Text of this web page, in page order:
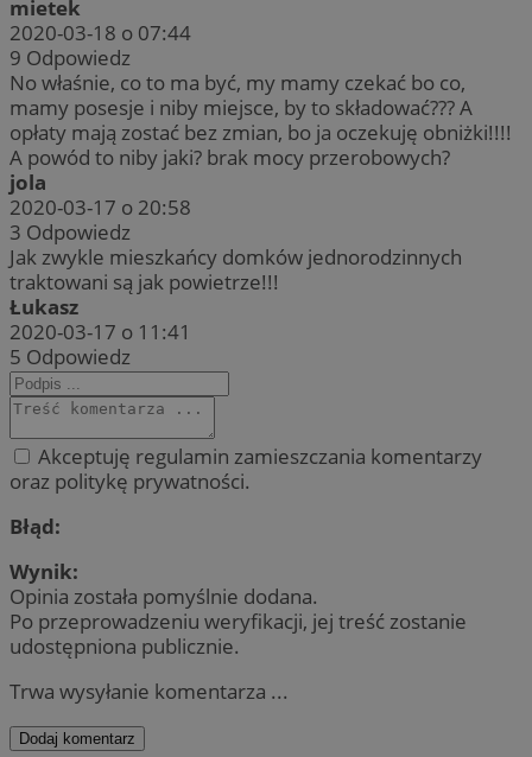
mietek
2020-03-18 o 07:44
9 Odpowiedz
No właśnie, co to ma być, my mamy czekać bo co,
mamy posesje i niby miejsce, by to składować??? A
opłaty mają zostać bez zmian, bo ja oczekuję obniżki!!!!
A powód to niby jaki? brak mocy przerobowych?
jola
2020-03-17 o 20:58
3 Odpowiedz
Jak zwykle mieszkańcy domków jednorodzinnych
traktowani są jak powietrze!!!
Łukasz
2020-03-17 o 11:41
5 Odpowiedz
Akceptuję regulamin zamieszczania komentarzy
oraz politykę prywatności.
Błąd:
Wynik:
Opinia została pomyślnie dodana.
Po przeprowadzeniu weryfikacji, jej treść zostanie
udostępniona publicznie.
Trwa wysyłanie komentarza ...
Dodaj komentarz